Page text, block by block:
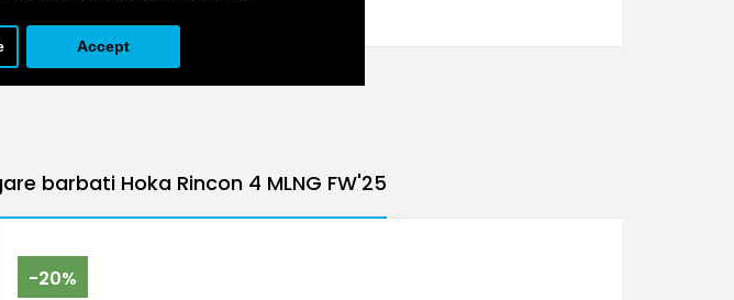
Accept
barbati Hoka Rincon 4 MLNG FW'25
-20%